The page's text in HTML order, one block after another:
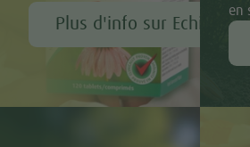
Plus d'info sur
en